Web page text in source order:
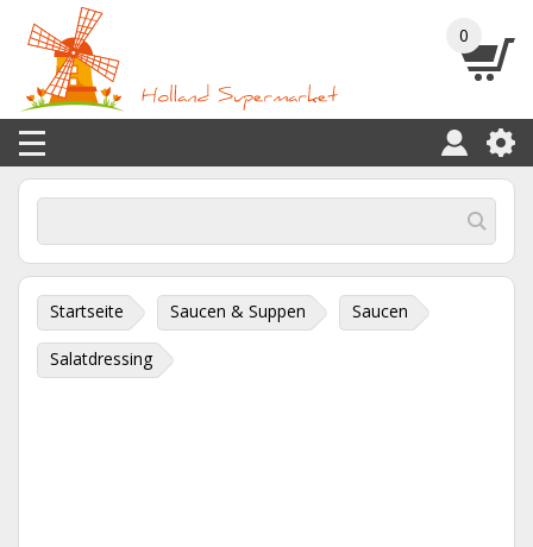
0
Startseite Saucen & Suppen Saucen
Salatdressing